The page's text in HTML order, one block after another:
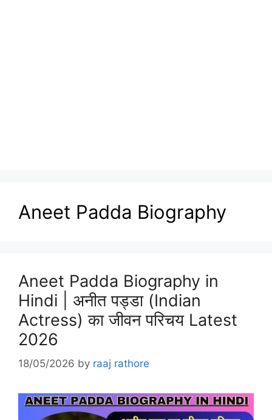
Aneet Padda Biography
Aneet Padda Biography in
Hindi | अनीत पड्डा (Indian
Actress) का जीवन परिचय Latest
2026
18/05/2026 by raaj rathore